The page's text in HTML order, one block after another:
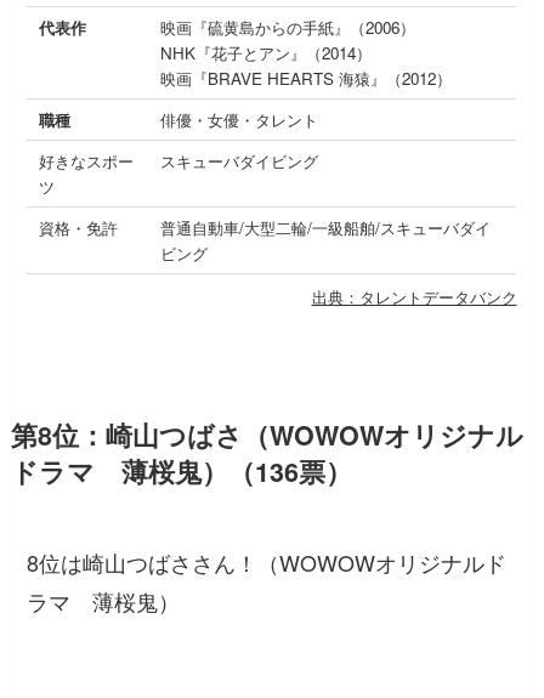
代表作
映画『硫黄島からの手紙』（2006）
NHK『花子とアン』（2014）
映画『BRAVE HEARTS 海猿』（2012）
職種
俳優・女優・タレント
好きなスポー
ツ
スキューバダイビング
資格・免許
普通自動車/大型二輪/一級船舶/スキューバダイ
ビング
出典：タレントデータバンク
第8位：崎山つばさ（WOWOWオリジナル
ドラマ 薄桜鬼）（136票）
8位は崎山つばささん！（WOWOWオリジナルド
ラマ 薄桜鬼）